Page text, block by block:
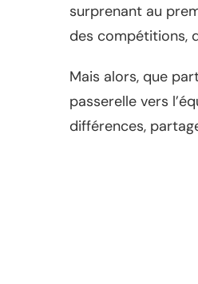
surprenant au
des compétitions,
Mais alors, que
passerelle vers
différences,